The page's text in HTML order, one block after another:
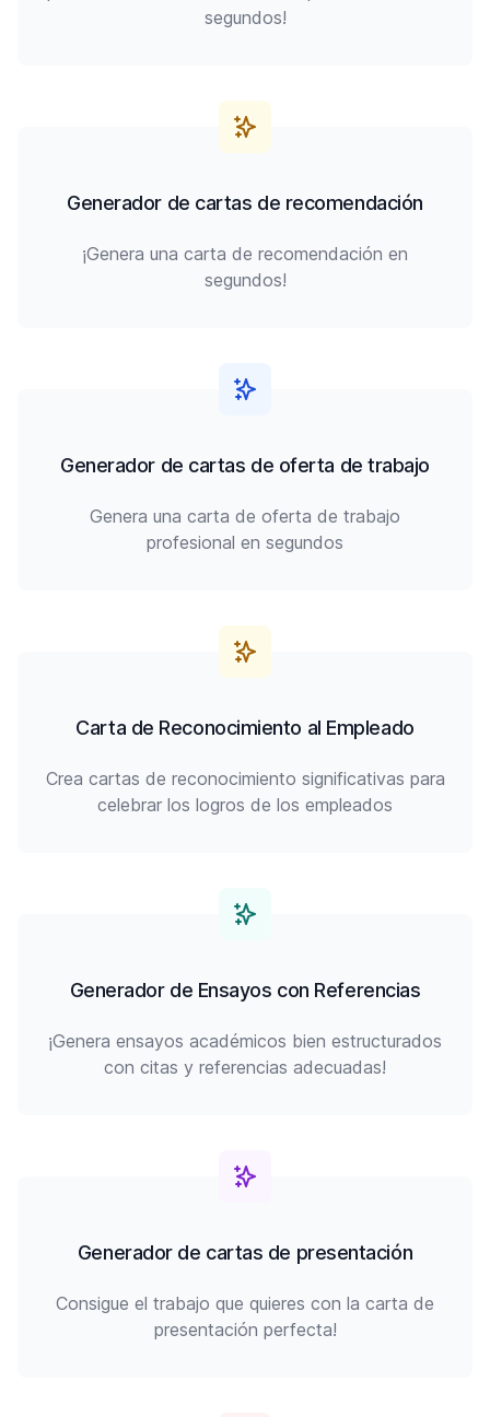
segundos!
Generador de cartas de recomendación
¡Genera una carta de recomendación en
segundos!
Generador de cartas de oferta de trabajo
Genera una carta de oferta de trabajo
profesional en segundos
Carta de Reconocimiento al Empleado
Crea cartas de reconocimiento significativas para
celebrar los logros de los empleados
Generador de Ensayos con Referencias
¡Genera ensayos académicos bien estructurados
con citas y referencias adecuadas!
Generador de cartas de presentación
Consigue el trabajo que quieres con la carta de
presentación perfecta!